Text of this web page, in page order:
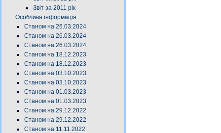
Звіт за 2011 рік
Особлива інформація
Станом на 26.03.2024
Станом на 26.03.2024
Станом на 26.03.2024
Станом на 18.12.2023
Станом на 18.12.2023
Станом на 03.10.2023
Станом на 03.10.2023
Станом на 01.03.2023
Станом на 01.03.2023
Станом на 29.12.2022
Станом на 29.12.2022
Станом на 11.11.2022